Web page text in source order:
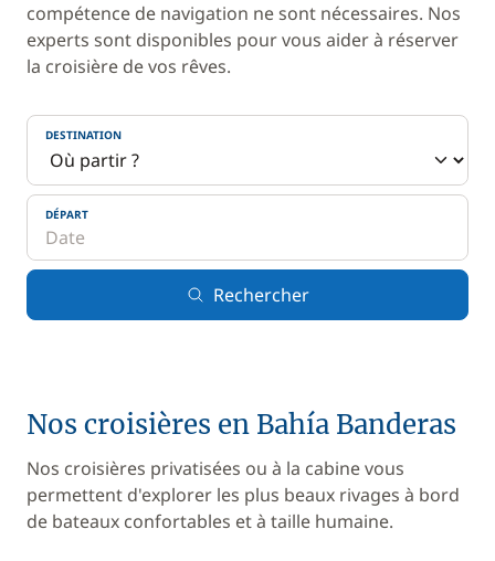
compétence de navigation ne sont nécessaires. Nos
experts sont disponibles pour vous aider à réserver
la croisière de vos rêves.
DESTINATION
DÉPART
Rechercher
Nos croisières en Bahía Banderas
Nos croisières privatisées ou à la cabine vous
permettent d'explorer les plus beaux rivages à bord
de bateaux confortables et à taille humaine.